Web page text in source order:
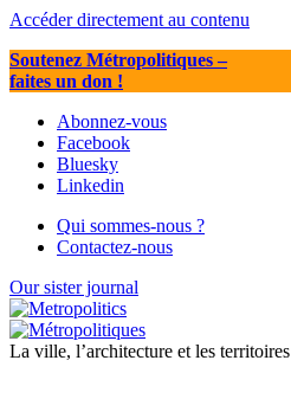
Accéder directement au contenu
Soutenez Métropolitiques–
faites un don !
Abonnez-vous
Facebook
Bluesky
Linkedin
Qui sommes-nous ?
Contactez-nous
Our sister journal
La ville, l’architecture et les territoires